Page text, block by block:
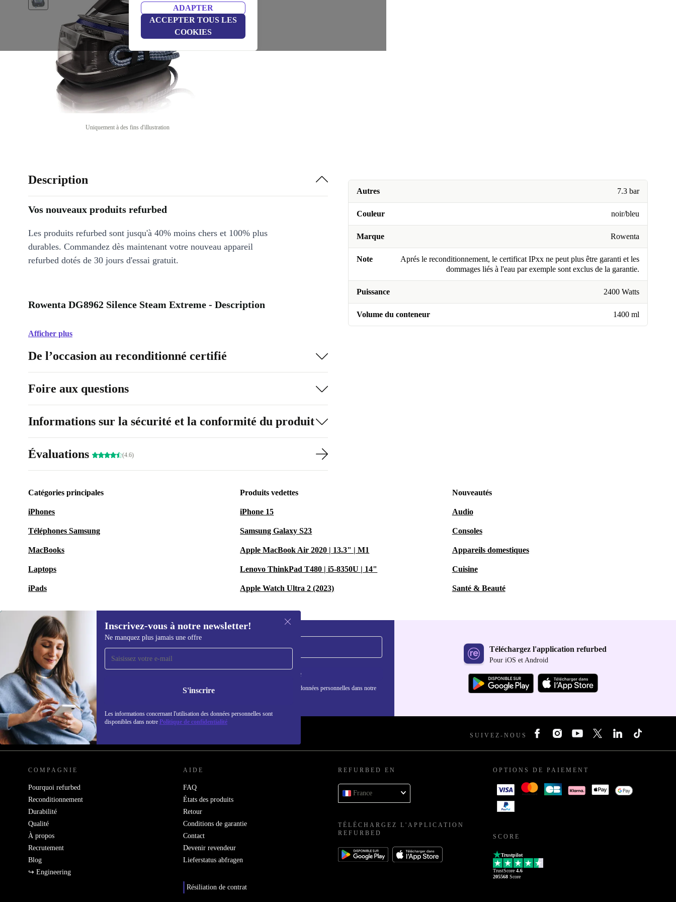
ADAPTER
ACCEPTER TOUS LES
COOKIES
Uniquement à des fins d'illustration
Autres 7.3 bar
Couleur noir/bleu
Marque Rowenta
Note
Aprés le reconditionnement, le certificat IPxx ne peut plus être garanti et les
dommages liés à l'eau par exemple sont exclus de la garantie.
Puissance 2400 Watts
Volume du conteneur 1400 ml
Description
Vos nouveaux produits refurbed
Les produits refurbed sont jusqu'à 40% moins chers et 100% plus
durables. Commandez dès maintenant votre nouveau appareil
refurbed dotés de 30 jours d'essai gratuit.
Rowenta DG8962 Silence Steam Extreme - Description
Afficher plus
De l’occasion au reconditionné certifié
Foire aux questions
Informations sur la sécurité et la conformité du produit
Évaluations (4.6)
Catégories principales
iPhones
Téléphones Samsung
MacBooks
Laptops
iPads
Produits vedettes
iPhone 15
Samsung Galaxy S23
Apple MacBook Air 2020 | 13.3" | M1
Lenovo ThinkPad T480 | i5-8350U | 14"
Apple Watch Ultra 2 (2023)
Nouveautés
Audio
Consoles
Appareils domestiques
Cuisine
Santé & Beauté
Inscrivez-vous à notre newsletter!
Ne manquez plus jamais une offre
S'inscrire
Les informations concernant l'utilisation des données personnelles sont
disponibles dans notre Politique de confidentialité
Recevoir offres et infos de
refurbed par mail
Ne manquez plus aucune offre.
S'inscrire
Retrouvez les informations sur l'utilisation des données personnelles dans notre
Téléchargez l'application refurbed
Pour iOS et Android
REFURBED FRANCE - RETHINK NEW. SUIVEZ-NOUS
COMPAGNIE
Pourquoi refurbed
Reconditionnement
Durabilité
Qualité
À propos
Recrutement
Blog
↪ Engineering
AIDE
FAQ
États des produits
Retour
Conditions de garantie
Contact
Devenir revendeur
Lieferstatus abfragen
Résiliation de contrat
REFURBED EN
France
TÉLÉCHARGEZ L'APPLICATION
REFURBED
OPTIONS DE PAIEMENT
SCORE
Trustpilot
TrustScore 4.6
205568 Score